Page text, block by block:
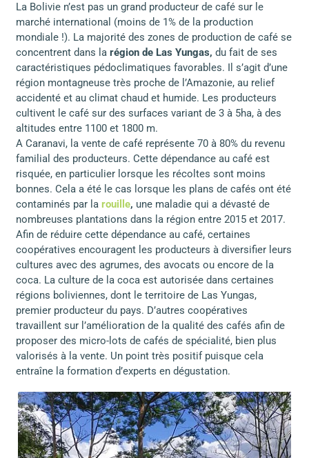
La Bolivie n’est pas un grand producteur de café sur le
marché international (moins de 1% de la production
mondiale !). La majorité des zones de production de café se
concentrent dans la région de Las Yungas, du fait de ses
caractéristiques pédoclimatiques favorables. Il s’agit d’une
région montagneuse très proche de l’Amazonie, au relief
accidenté et au climat chaud et humide. Les producteurs
cultivent le café sur des surfaces variant de 3 à 5ha, à des
altitudes entre 1100 et 1800 m.
A Caranavi, la vente de café représente 70 à 80% du revenu
familial des producteurs. Cette dépendance au café est
risquée, en particulier lorsque les récoltes sont moins
bonnes. Cela a été le cas lorsque les plans de cafés ont été
contaminés par larouille, une maladie qui a dévasté de
nombreuses plantations dans la région entre 2015 et 2017.
Afin de réduire cette dépendance au café, certaines
coopératives encouragent les producteurs à diversifier leurs
cultures avec des agrumes, des avocats ou encore de la
coca. La culture de la coca est autorisée dans certaines
régions boliviennes, dont le territoire de Las Yungas,
premier producteur du pays. D’autres coopératives
travaillent sur l’amélioration de la qualité des cafés afin de
proposer des micro-lots de cafés de spécialité, bien plus
valorisés à la vente. Un point très positif puisque cela
entraîne la formation d’experts en dégustation.